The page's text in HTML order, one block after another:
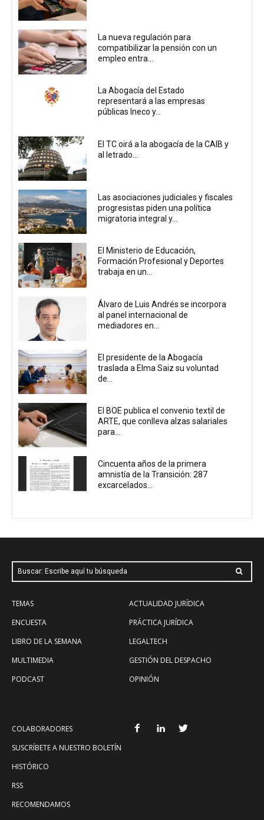
La nueva regulación para
compatibilizar la pensión con un
empleo entra...
La Abogacía del Estado
representará a las empresas
públicas Ineco y...
El TC oirá a la abogacía de la CAIB y
al letrado...
Las asociaciones judiciales y fiscales
progresistas piden una política
migratoria integral y...
El Ministerio de Educación,
Formación Profesional y Deportes
trabaja en un...
Álvaro de Luis Andrés se incorpora
al panel internacional de
mediadores en...
El presidente de la Abogacía
traslada a Elma Saiz su voluntad
de...
El BOE publica el convenio textil de
ARTE, que conlleva alzas salariales
para...
Cincuenta años de la primera
amnistía de la Transición: 287
excarcelados...
Buscar: Escribe aquí tu búsqueda
TEMAS
ENCUESTA
LIBRO DE LA SEMANA
MULTIMEDIA
PODCAST
ACTUALIDAD JURÍDICA
PRÁCTICA JURÍDICA
LEGALTECH
GESTIÓN DEL DESPACHO
OPINIÓN
COLABORADORES
SUSCRÍBETE A NUESTRO BOLETÍN
HISTÓRICO
RSS
RECOMENDAMOS